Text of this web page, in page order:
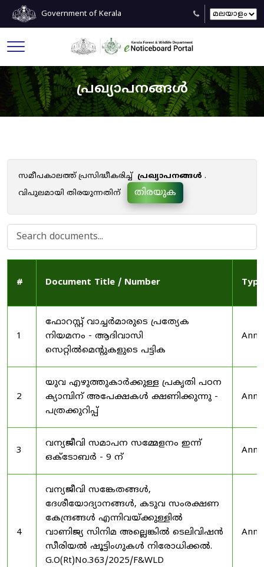
Government of Kerala
പ്രഖ്യാപനങ്ങൾ
സമീപകാലത്ത് പ്രസിദ്ധീകരിച്ച് പ്രഖ്യാപനങ്ങൾ .
വിപുലമായി തിരയുന്നതിന്
തിരയുക
# Document Title / Number Type
1
ഫോറസ്റ്റ് വാച്ചർമാരുടെ പ്രത്യേക
നിയമനം - ആദിവാസി
സെറ്റിൽമെന്റുകളുടെ പട്ടിക
2
യുവ എഴുത്തുകാർക്കുള്ള പ്രകൃതി പഠന
ക്യാമ്പിന് അപേക്ഷകൾ ക്ഷണിക്കുന്നു -
പത്രക്കുറിപ്പ്
3
വന്യജീവി സമാപന സമ്മേളനം ഇന്ന്
ഒക്ടോബർ - 9 ന്
4
വന്യജീവി സങ്കേതങ്ങൾ,
ദേശീയോദ്യാനങ്ങൾ, കടുവ സംരക്ഷണ
കേന്ദ്രങ്ങൾ എന്നിവയ്ക്കുള്ളിൽ
വാണിജ്യ സിനിമ അല്ലെങ്കിൽ ടെലിവിഷൻ
സീരിയൽ ഷൂട്ടിംഗുകൾ നിരോധിക്കൽ.
G.O(Rt)No.363/2025/F&WLD